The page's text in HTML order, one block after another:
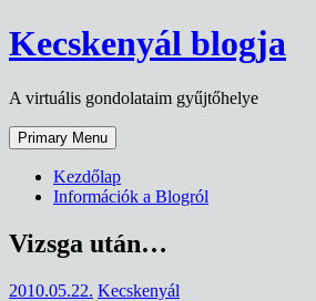
Skip
to
Kecskenyál blogja
A virtuális gondolataim gyűjtőhelye
Primary Menu
Kezdőlap
Információk a Blogról
Vizsga után…
2010.05.22. Kecskenyál